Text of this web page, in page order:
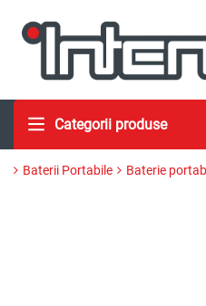
Categorii produse
Baterii Portabile Baterie